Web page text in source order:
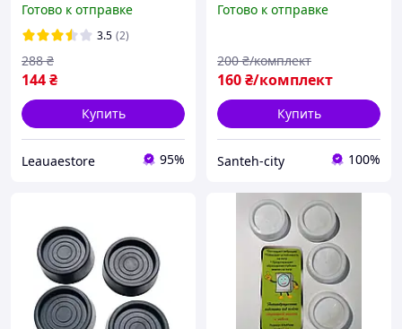
Резиновые ножки для
стиральной машины NR-
11
Готово к отправке
3.5 (2)
144₴
288 ₴
Купить
Leauaestore 95%
машины ( в комплекте
Готово к отправке
160₴/комплект
200 ₴/комплект
Купить
Santeh-city 100%